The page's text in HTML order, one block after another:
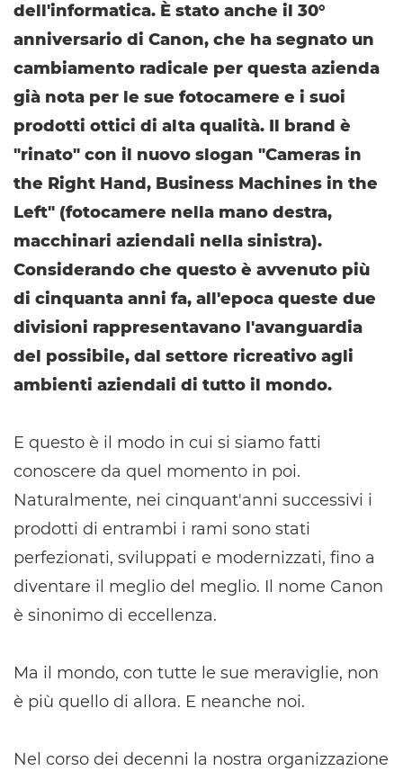
dell'informatica. È stato anche il 30°
anniversario di Canon, che ha segnato un
cambiamento radicale per questa azienda
già nota per le sue fotocamere e i suoi
prodotti ottici di alta qualità. Il brand è
"rinato" con il nuovo slogan "Cameras in
the Right Hand, Business Machines in the
Left" (fotocamere nella mano destra,
macchinari aziendali nella sinistra).
Considerando che questo è avvenuto più
di cinquanta anni fa, all'epoca queste due
divisioni rappresentavano l'avanguardia
del possibile, dal settore ricreativo agli
ambienti aziendali di tutto il mondo.
E questo è il modo in cui si siamo fatti
conoscere da quel momento in poi.
Naturalmente, nei cinquant'anni successivi i
prodotti di entrambi i rami sono stati
perfezionati, sviluppati e modernizzati, fino a
diventare il meglio del meglio. Il nome Canon
è sinonimo di eccellenza.
Ma il mondo, con tutte le sue meraviglie, non
è più quello di allora. E neanche noi.
Nel corso dei decenni la nostra organizzazione